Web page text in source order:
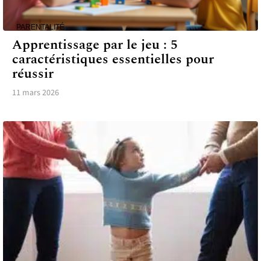
PARENTALITÉ
Apprentissage par le jeu : 5
caractéristiques essentielles pour
réussir
11 mars 2026